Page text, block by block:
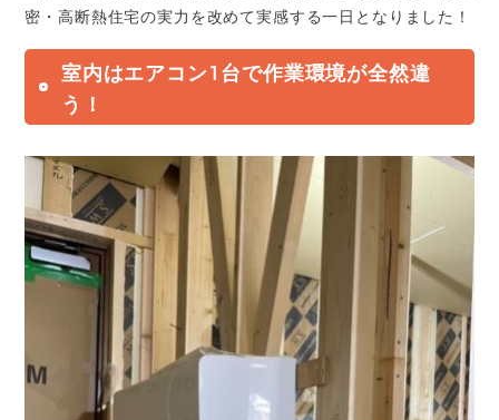
密・高断熱住宅の実力を改めて実感する一日となりました！
室内はエアコン1台で作業環境が全然違
う！